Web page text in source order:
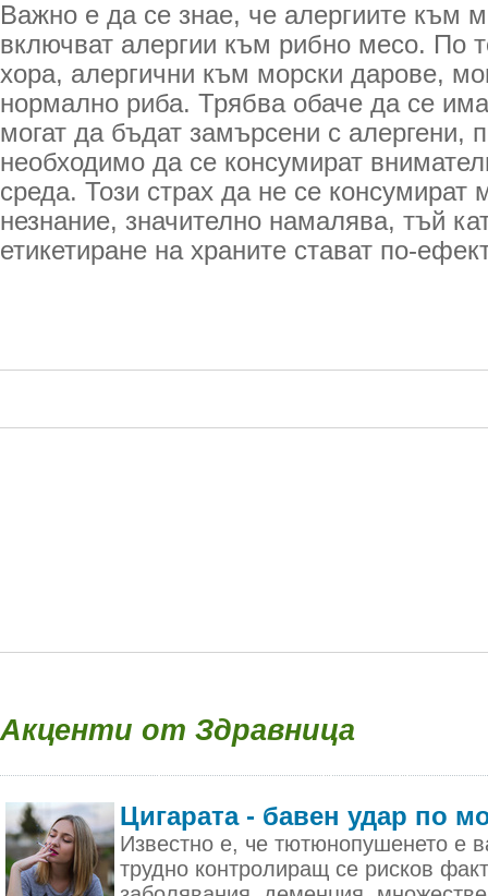
Важно е да се знае, че алергиите към
включват алергии към рибно месо. По
хора, алергични към морски дарове,
нормално риба. Трябва обаче да се
могат да бъдат замърсени с алергени,
необходимо да се консумират
среда. Този страх да не се консумират
незнание, значително намалява, тъй
етикетиране на храните стават по-
Акценти от Здравница
Цигарата - бавен удар по
Известно е, че тютюнопушенето е
трудно контролиращ се рисков